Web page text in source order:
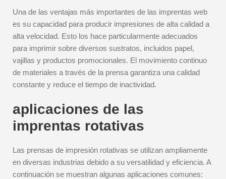
Una de las ventajas más importantes de las imprentas web
es su capacidad para producir impresiones de alta calidad a
alta velocidad. Esto los hace particularmente adecuados
para imprimir sobre diversos sustratos, incluidos papel,
vajillas y productos promocionales. El movimiento continuo
de materiales a través de la prensa garantiza una calidad
constante y reduce el tiempo de inactividad.
aplicaciones de las
imprentas rotativas
Las prensas de impresión rotativas se utilizan ampliamente
en diversas industrias debido a su versatilidad y eficiencia. A
continuación se muestran algunas aplicaciones comunes: